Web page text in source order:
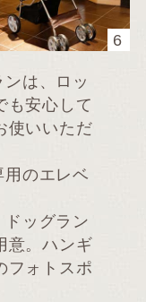
6
は、ロッ
も安心して
使いいただ
用のエレベ
ッグラン
意。ハンギ
フォトスポ